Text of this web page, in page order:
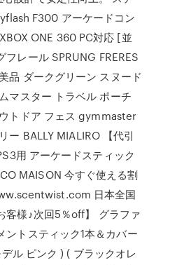
F300 アーケードコン
ONE 360 PC対応 [並
フレール SPRUNG FRERES
品 ダークグリーン スヌード
マスター トラベル ポーチ
トドア フェス gymmaster
ー BALLY MIALIRO 【代引
用 アーケードスティック
MAISON 今すぐ使える割
日本全国
客様♪次回5％off】 グラファ
ントスティック1本＆カバー
ル ピンク ) ( ブラックオレ